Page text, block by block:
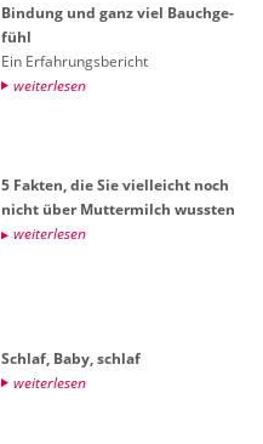
Bin­dung und ganz viel Bauch­ge­
fühl
Ein Er­fah­rungs­be­richt
wei­ter­le­sen
5 Fak­ten, die Sie viel­leicht noch
nicht über Mut­ter­milch wuss­ten
wei­ter­le­sen
Schlaf, Baby, schlaf
wei­ter­le­sen